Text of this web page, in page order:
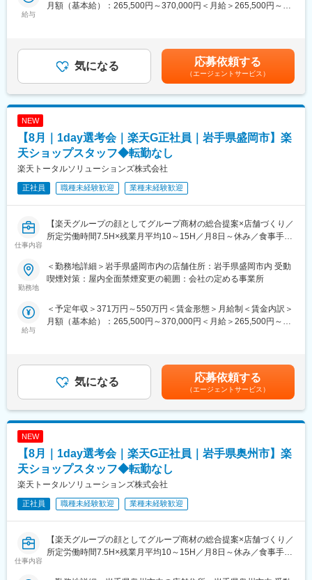
・問い合わせ対応
・店舗会議・研修への参加
・キャンペーン企画など、集客に向けた取り組み
■キャリアパス：
へステップアップが可能です。RSV経験後はマネジメントや本部
への異動の道もあり、長期的にキャリア形成ができます。まずは
入社後1年で店長昇格を目指していただきます。
■組織構成：
1店舗あたり店長1名、スタッフ5～15名で運営。チームワークを
重視し相談しやすい環境◎
変更の範囲：会社の定める業務
・未経験の方も歓迎！充実した研修制度あり
【選考会の概要】
・形式： Web開催（事前に企業セミナー動画をご視聴いただきま
す）
【開催日時】
8/6 (木) 17:00～20:00
8/13 (木) 17:00～20:00
8/18 (火) 17:00～20:00
8/20 (木) 17:00～20:00
※ご応募時、参加可能日時をお知らせください。
・新規契約・機種変更の受付および提案
・料金プラン、楽天ポイント活用、楽天カード、各種サービスの
・スマホの初期設定・データ移行サポート
・問い合わせ対応
・店舗会議・研修への参加
・キャンペーン企画など、集客に向けた取り組み
■キャリアパス：
へステップアップが可能です。RSV経験後はマネジメントや本部
への異動の道もあり、長期的にキャリア形成ができます。まずは
入社後1年で店長昇格を目指していただきます。
■組織構成：
1店舗あたり店長1名、スタッフ5～15名で運営。チームワークを
重視し相談しやすい環境◎
変更の範囲：会社の定める業務
給与
月額（基本給）：265,500円～370,000円＜月給＞265,500円～
ます。月給(月額)は固定手当を含めた表記です。
気になる 応募依頼する
（エージェントサービス）
NEW
【8月｜1day選考会｜楽天G正社員｜岩手県盛岡市】楽
天ショップスタッフ◆転勤なし
楽天トータルソリューションズ株式会社
正社員 職種未経験歓迎 業種未経験歓迎
仕事内容
【楽天グループの顔としてグループ商材の総合提案×店舗づくり／
所定労働時間7.5H×残業月平均10～15H／月8日～休み／食事手当
楽天モバイルショップに来店されるお客様へ、スマートフォン・
料金プラン・楽天カード・楽天市場・楽天ポイントなど、楽天経
活をより豊かにするトータルサポートを行うポジションです。
・未経験の方も歓迎！充実した研修制度あり
【選考会の概要】
・形式： Web開催（事前に企業セミナー動画をご視聴いただきま
す）
【開催日時】
8/6 (木) 17:00～20:00
8/13 (木) 17:00～20:00
8/18 (火) 17:00～20:00
8/20 (木) 17:00～20:00
※ご応募時、参加可能日時をお知らせください。
勤務地
＜勤務地詳細＞岩手県盛岡市内の店舗住所：岩手県盛岡市内 受動
喫煙対策：屋内全面禁煙変更の範囲：会社の定める事業所
給与
＜予定年収＞371万円～550万円＜賃金形態＞月給制＜賃金内訳＞
月額（基本給）：265,500円～370,000円＜月給＞265,500円～
ます。月給(月額)は固定手当を含めた表記です。
気になる 応募依頼する
（エージェントサービス）
NEW
【8月｜1day選考会｜楽天G正社員｜岩手県奥州市】楽
天ショップスタッフ◆転勤なし
楽天トータルソリューションズ株式会社
正社員 職種未経験歓迎 業種未経験歓迎
仕事内容
【楽天グループの顔としてグループ商材の総合提案×店舗づくり／
所定労働時間7.5H×残業月平均10～15H／月8日～休み／食事手当
楽天モバイルショップに来店されるお客様へ、スマートフォン・